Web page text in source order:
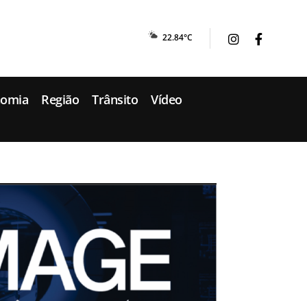
22.84°C
Região Trânsito
Vídeo